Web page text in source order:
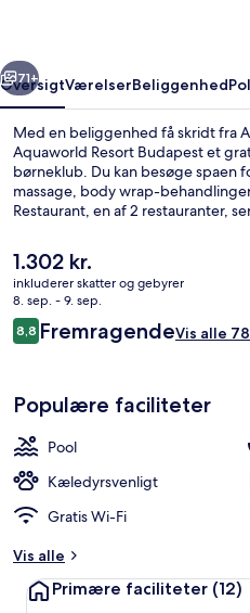
Næste
71+
OversigtVærelserBeliggenhed
Med en beliggenhed få skridt fra
Aquaworld Resort Budapest et
børneklub. Du kan besøge spaen
massage, body wrap-
Restaurant, en af 2 restauranter,
hotel med luksusfaciliteter omfatter
udendørs pool og en Lazy River.
Den
nuværende
pris
er
1.302 kr.
1.302 kr.
inkluderer skatter og gebyrer
8. sep. - 9. sep.
Anmeldelser
8,88,8 ud af 10.
FremragendeVis alle
Populære faciliteter
Pool
Kæledyrsvenligt
Gratis Wi-Fi
Vis alle
Primære faciliteter (12)